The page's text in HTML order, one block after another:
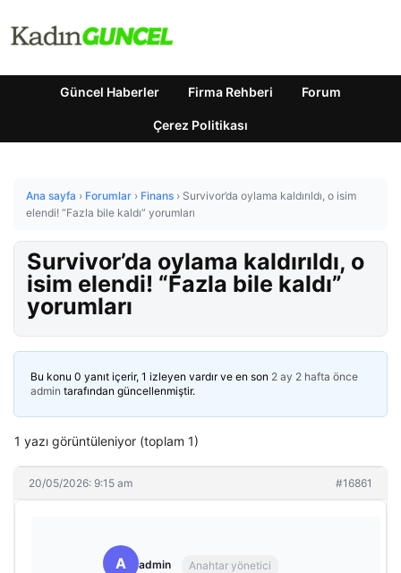
Güncel Haberler Firma Rehberi Forum
Çerez Politikası
Ana sayfa › Forumlar › Finans › Survivor’da oylama kaldırıldı, o isim
elendi! “Fazla bile kaldı” yorumları
Survivor’da oylama kaldırıldı, o
isim elendi! “Fazla bile kaldı”
yorumları
Bu konu 0 yanıt içerir, 1 izleyen vardır ve en son 2 ay 2 hafta önce
admin tarafından güncellenmiştir.
1 yazı görüntüleniyor (toplam 1)
20/05/2026: 9:15 am #16861
A admin Anahtar yönetici